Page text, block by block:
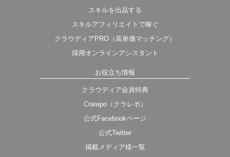
スキルを出品する
スキルアフィリエイトで稼ぐ
クラウディアPRO（高単価マッチング）
採用オンラインアシスタント
お役立ち情報
クラウディア会員特典
Crarepo（クラレポ）
公式Facebookページ
公式Twitter
掲載メディア様一覧